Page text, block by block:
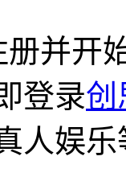
并开
登录创
人娱